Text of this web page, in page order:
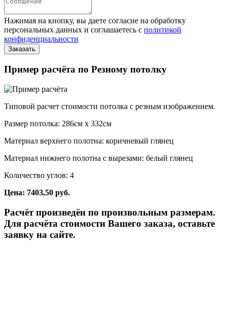
Нажимая на кнопку, вы даете согласие на обработку
персональных данных и соглашаетесь с политикой
конфиденциальности
Пример расчёта по Резному потолку
Типовой расчет стоимости потолка с резным изображением.
Размер потолка: 286см x 332см
Материал верхнего полотна: коричневый глянец
Материал нижнего полотна с вырезами: белый глянец
Количество углов: 4
Цена: 7403,50 руб.
Расчёт произведён по произвольным размерам.
Для расчёта стоимости Вашего заказа, оставьте
заявку на сайте.